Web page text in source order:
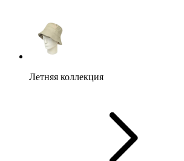
Летняя коллекция